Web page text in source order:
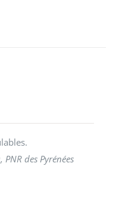
des Pyrénées